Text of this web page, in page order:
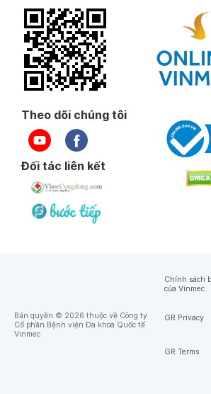
Theo dõi chúng tôi
Đối tác liên kết
Bản quyền © 2026 thuộc về Công ty
Cổ phần Bệnh viện Đa khoa Quốc tế
Vinmec
Chính sách
của Vinmec
GR Privacy
GR Terms